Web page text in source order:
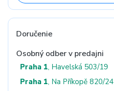
Doručenie
Osobný odber v predajni
Praha 1, Havelská 503/19
Praha 1, Na Příkopě 820/24